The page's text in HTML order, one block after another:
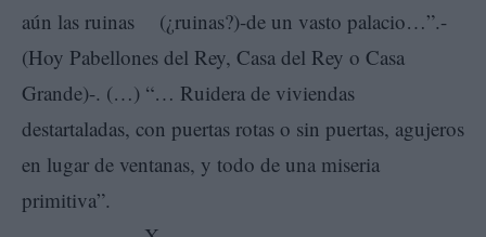
aún las ruinas (¿ruinas?)-de un vasto palacio…”.-
(Hoy Pabellones del Rey, Casa del Rey o Casa
Grande)-. (…) “… Ruidera de viviendas
destartaladas, con puertas rotas o sin puertas, agujeros
en lugar de ventanas, y todo de una miseria
primitiva”.